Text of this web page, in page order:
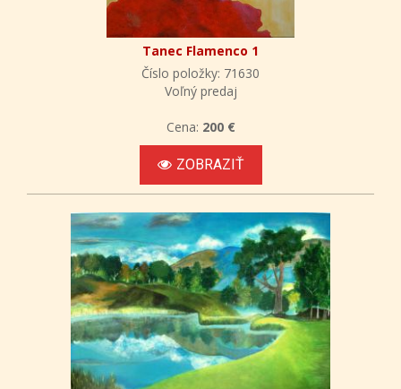
Tanec Flamenco 1
Číslo položky: 71630
Voľný predaj
Cena: 200 €
ZOBRAZIŤ